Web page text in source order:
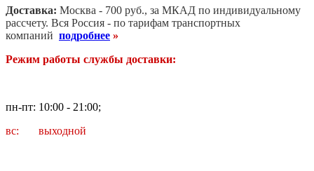
Доставка: Москва - 700 руб., за МКАД по индивидуальному
рассчету. Вся Россия - по тарифам транспортных
компаний подробнее »
Режим работы службы доставки:
пн-пт: 10:00 - 21:00;
вс: выходной